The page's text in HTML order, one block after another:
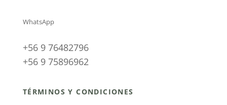
WhatsApp
+56 9 76482796
+56 9 75896962
TÉRMINOS Y CONDICIONES